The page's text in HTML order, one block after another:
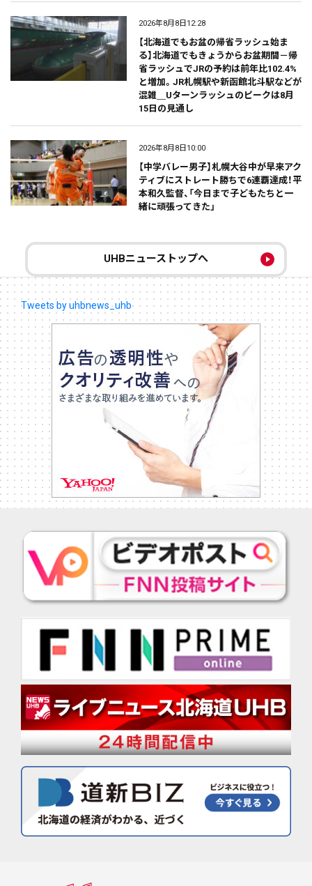
2026年8月8日12:28
【北海道でもお盆の帰省ラッシュ始ま
る】北海道でもきょうからお盆期間－帰
省ラッシュでJRの予約は前年比102.4%
と増加。JR札幌駅や新函館北斗駅などが
混雑＿Uターンラッシュのピークは8月
15日の見通し
2026年8月8日10:00
【中学バレー男子】札幌大谷中が早来アク
ティブにストレート勝ちで6連覇達成！平
本和久監督、「今日まで子どもたちと一
緒に頑張ってきた」
UHBニューストップへ
Tweets by uhbnews_uhb